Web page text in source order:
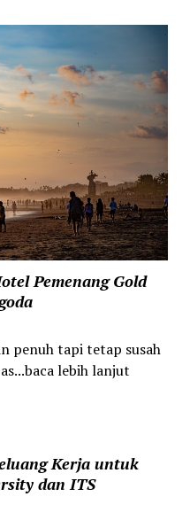
Pemenang Gold
penuh tapi tetap susah
lebih lanjut
Kerja untuk
dan ITS